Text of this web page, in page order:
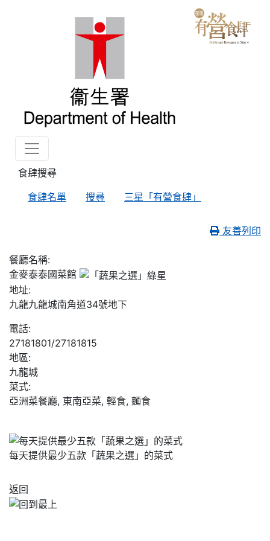
食肆搜尋
食肆名單
搜尋 三星「有營食肆」
友善列印
餐廳名稱:
金麥泰泰國菜館
地址:
九龍九龍城南角道34號地下
電話:
27181801/27181815
地區:
九龍城
菜式:
亞洲菜餐廳, 東南亞菜, 輕食, 麵食
每天提供最少五款「蔬果之選」的菜式
返回